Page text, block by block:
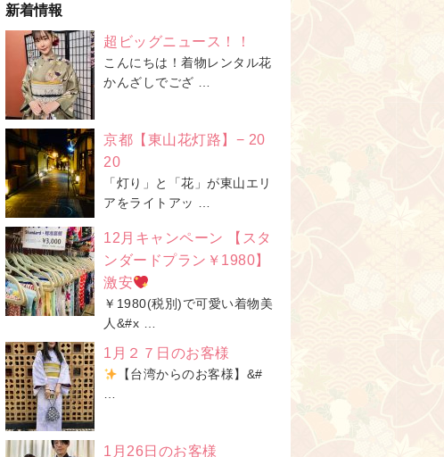
新着情報
超ビッグニュース！！
こんにちは！着物レンタル花
かんざしでござ …
京都【東山花灯路】− 20
20
「灯り」と「花」が東山エリ
アをライトアッ …
12月キャンペーン 【スタ
ンダードプラン￥1980】
激安
￥1980(税別)で可愛い着物美
人&#x …
1月２７日のお客様
【台湾からのお客様】&#
…
1月26日のお客様